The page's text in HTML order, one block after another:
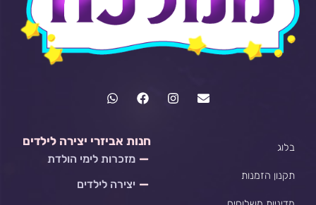
E
n
I
n
F
a
b
o
W
h
s
p
בלוג
תקנון הזמנות
חנות אביזרי יצירה לילדים
מזכרות לימי הולדת
יצירה לילדים